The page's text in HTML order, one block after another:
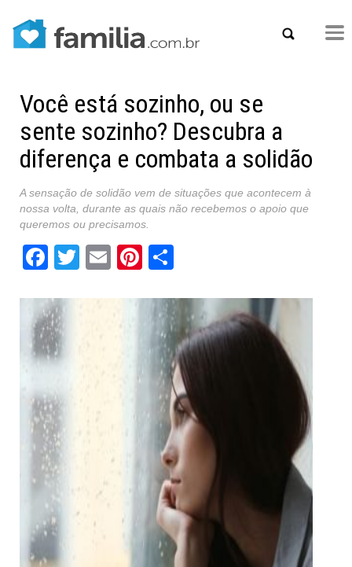
Você está sozinho, ou se
sente sozinho? Descubra a
diferença e combata a solidão
A sensação de solidão vem de situações que acontecem à
nossa volta, durante as quais não recebemos o apoio que
queremos ou precisamos.
Facebook
Twitter
EmailPinterest